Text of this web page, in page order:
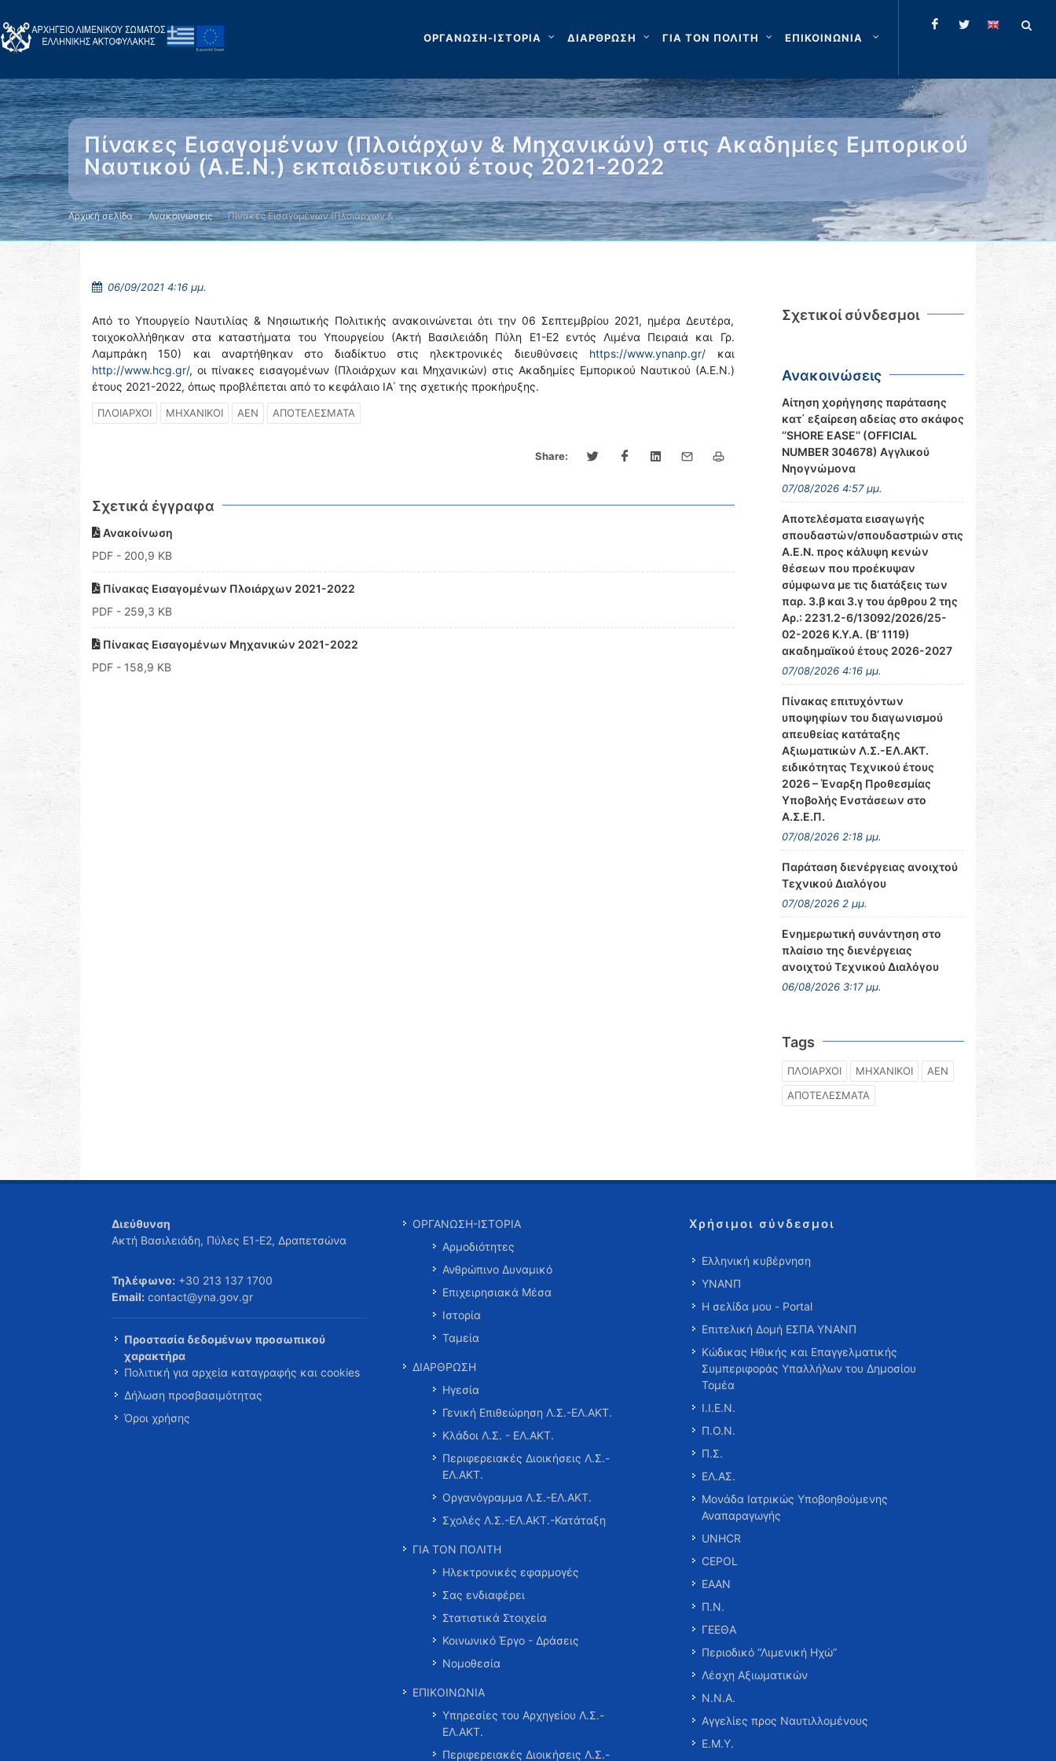
ΟΡΓΑΝΩΣΗ-ΙΣΤΟΡΙΑ ΔΙΑΡΘΡΩΣΗ ΓΙΑ ΤΟΝ ΠΟΛΙΤΗ ΕΠΙΚΟΙΝΩΝΙΑ
Πίνακες Εισαγομένων (Πλοιάρχων & Μηχανικών) στις Ακαδημίες Εμπορικού
Ναυτικού (Α.Ε.Ν.) εκπαιδευτικού έτους 2021-2022
Αρχική σελίδα Ανακοινώσεις Πίνακες Εισαγομένων (Πλοιάρχων & …
06/09/2021 4:16 μμ.
Από το Υπουργείο Ναυτιλίας & Νησιωτικής Πολιτικής ανακοινώνεται ότι την 06 Σεπτεμβρίου 2021, ημέρα Δευτέρα,
τοιχοκολλήθηκαν στα καταστήματα του Υπουργείου (Ακτή Βασιλειάδη Πύλη Ε1-Ε2 εντός Λιμένα Πειραιά και Γρ.
Λαμπράκη 150) και αναρτήθηκαν στο διαδίκτυο στις ηλεκτρονικές διευθύνσεις https://www.ynanp.gr/ και
http://www.hcg.gr/, οι πίνακες εισαγομένων (Πλοιάρχων και Μηχανικών) στις Ακαδημίες Εμπορικού Ναυτικού (Α.Ε.Ν.)
έτους 2021-2022, όπως προβλέπεται από το κεφάλαιο ΙΑ΄ της σχετικής προκήρυξης.
ΠΛΟΙΑΡΧΟΙ ΜΗΧΑΝΙΚΟΙ ΑΕΝ ΑΠΟΤΕΛΕΣΜΑΤΑ
Share:
Σχετικά έγγραφα
Ανακοίνωση
PDF - 200,9 KB
Πίνακας Εισαγομένων Πλοιάρχων 2021-2022
PDF - 259,3 KB
Πίνακας Εισαγομένων Μηχανικών 2021-2022
PDF - 158,9 KB
Σχετικοί σύνδεσμοι
Ανακοινώσεις
Αίτηση χορήγησης παράτασης
κατ΄ εξαίρεση αδείας στο σκάφος
‘’SHORE EASE’’ (OFFICIAL
NUMBER 304678) Αγγλικού
Νηογνώμονα
07/08/2026 4:57 μμ.
Αποτελέσματα εισαγωγής
σπουδαστών/σπουδαστριών στις
Α.Ε.Ν. προς κάλυψη κενών
θέσεων που προέκυψαν
σύμφωνα με τις διατάξεις των
παρ. 3.β και 3.γ του άρθρου 2 της
Αρ.: 2231.2-6/13092/2026/25-
02-2026 Κ.Υ.Α. (Β’ 1119)
ακαδημαϊκού έτους 2026-2027
07/08/2026 4:16 μμ.
Πίνακας επιτυχόντων
υποψηφίων του διαγωνισμού
απευθείας κατάταξης
Αξιωματικών Λ.Σ.-ΕΛ.ΑΚΤ.
ειδικότητας Τεχνικού έτους
2026 – Έναρξη Προθεσμίας
Υποβολής Ενστάσεων στο
Α.Σ.Ε.Π.
07/08/2026 2:18 μμ.
Παράταση διενέργειας ανοιχτού
Τεχνικού Διαλόγου
07/08/2026 2 μμ.
Ενημερωτική συνάντηση στο
πλαίσιο της διενέργειας
ανοιχτού Τεχνικού Διαλόγου
06/08/2026 3:17 μμ.
Tags
ΠΛΟΙΑΡΧΟΙ ΜΗΧΑΝΙΚΟΙ
ΑΕΝ
ΑΠΟΤΕΛΕΣΜΑΤΑ
Διεύθυνση
Ακτή Βασιλειάδη, Πύλες Ε1-Ε2, Δραπετσώνα
Τηλέφωνο: +30 213 137 1700
Email: contact@yna.gov.gr
Προστασία δεδομένων προσωπικού
χαρακτήρα
Πολιτική για αρχεία καταγραφής και cookies
Δήλωση προσβασιμότητας
Όροι χρήσης
ΟΡΓΑΝΩΣΗ-ΙΣΤΟΡΙΑ
Αρμοδιότητες
Ανθρώπινο Δυναμικό
Επιχειρησιακά Μέσα
Ιστορία
Ταμεία
ΔΙΑΡΘΡΩΣΗ
Ηγεσία
Γενική Επιθεώρηση Λ.Σ.-ΕΛ.ΑΚΤ.
Κλάδοι Λ.Σ. - ΕΛ.ΑΚΤ.
Περιφερειακές Διοικήσεις Λ.Σ.-
ΕΛ.ΑΚΤ.
Οργανόγραμμα Λ.Σ.-ΕΛ.ΑΚΤ.
Σχολές Λ.Σ.-ΕΛ.ΑΚΤ.-Κατάταξη
ΓΙΑ ΤΟΝ ΠΟΛΙΤΗ
Ηλεκτρονικές εφαρμογές
Σας ενδιαφέρει
Στατιστικά Στοιχεία
Κοινωνικό Έργο - Δράσεις
Νομοθεσία
ΕΠΙΚΟΙΝΩΝΙΑ
Υπηρεσίες του Αρχηγείου Λ.Σ.-
ΕΛ.ΑΚΤ.
Περιφερειακές Διοικήσεις Λ.Σ.-
Χρήσιμοι σύνδεσμοι
Ελληνική κυβέρνηση
ΥΝΑΝΠ
Η σελίδα μου - Portal
Επιτελική Δομή ΕΣΠΑ ΥΝΑΝΠ
Κώδικας Ηθικής και Επαγγελματικής
Συμπεριφοράς Υπαλλήλων του Δημοσίου
Τομέα
Ι.Ι.Ε.Ν.
Π.Ο.Ν.
Π.Σ.
ΕΛ.ΑΣ.
Μονάδα Ιατρικώς Υποβοηθούμενης
Αναπαραγωγής
UNHCR
CEPOL
ΕΑΑΝ
Π.Ν.
ΓΕΕΘΑ
Περιοδικό “Λιμενική Ηχώ”
Λέσχη Αξιωματικών
Ν.Ν.Α.
Αγγελίες προς Ναυτιλλομένους
Ε.Μ.Υ.